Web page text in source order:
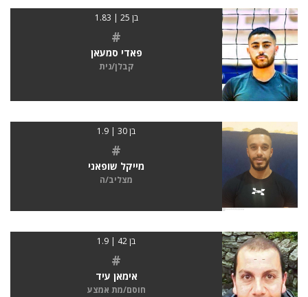
בן 25 | 1.83
#
פאדי סמעאן
קבלן/נית
בן 30 | 1.9
#
מייקל שופאני
מצליב/ה
בן 42 | 1.9
#
אימאן עיד
חוסם/מת אמצע